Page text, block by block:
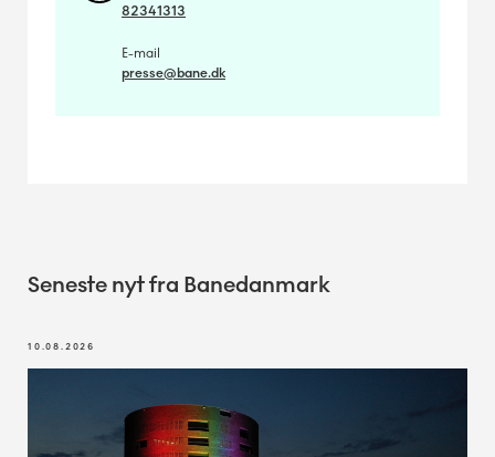
82341313
E-mail
presse@bane.dk
Seneste nyt fra Banedanmark
10.08.2026